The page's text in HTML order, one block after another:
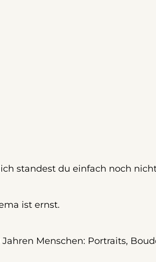
standest du einfach noch
ist ernst.
Menschen: Portraits,